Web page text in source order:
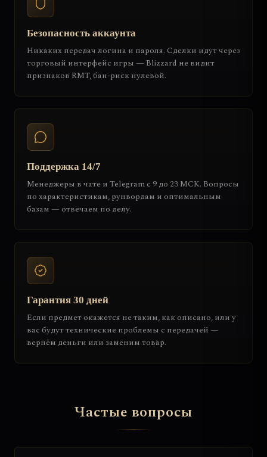
Безопасность аккаунта
Никаких передач логина и пароля. Сделки идут через
торговый интерфейс игры — Blizzard не видит
признаков RMT, бан-риск нулевой.
Поддержка 14/7
Менеджеры в чате и Telegram с 9 до 23 МСК. Вопросы
по характеристикам, рунвордам и оптимальным
базам — отвечаем по делу.
Гарантия 30 дней
Если предмет окажется не таким, как описано, или у
вас будут технические проблемы с передачей —
вернём деньги или заменим товар.
Частые вопросы